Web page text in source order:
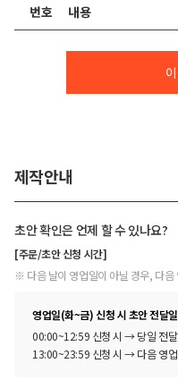
번호 내용
제작안내
초안 확인은 언제 할 수 있나요?
[주문/초안 신청 시간]
※ 다음 날이 영업일이 아닐 경우, 다음
영업일(화~금) 신청 시 초안 전달일
00:00~12:59 신청 시 → 당일 전달
13:00~23:59 신청 시 → 다음 영